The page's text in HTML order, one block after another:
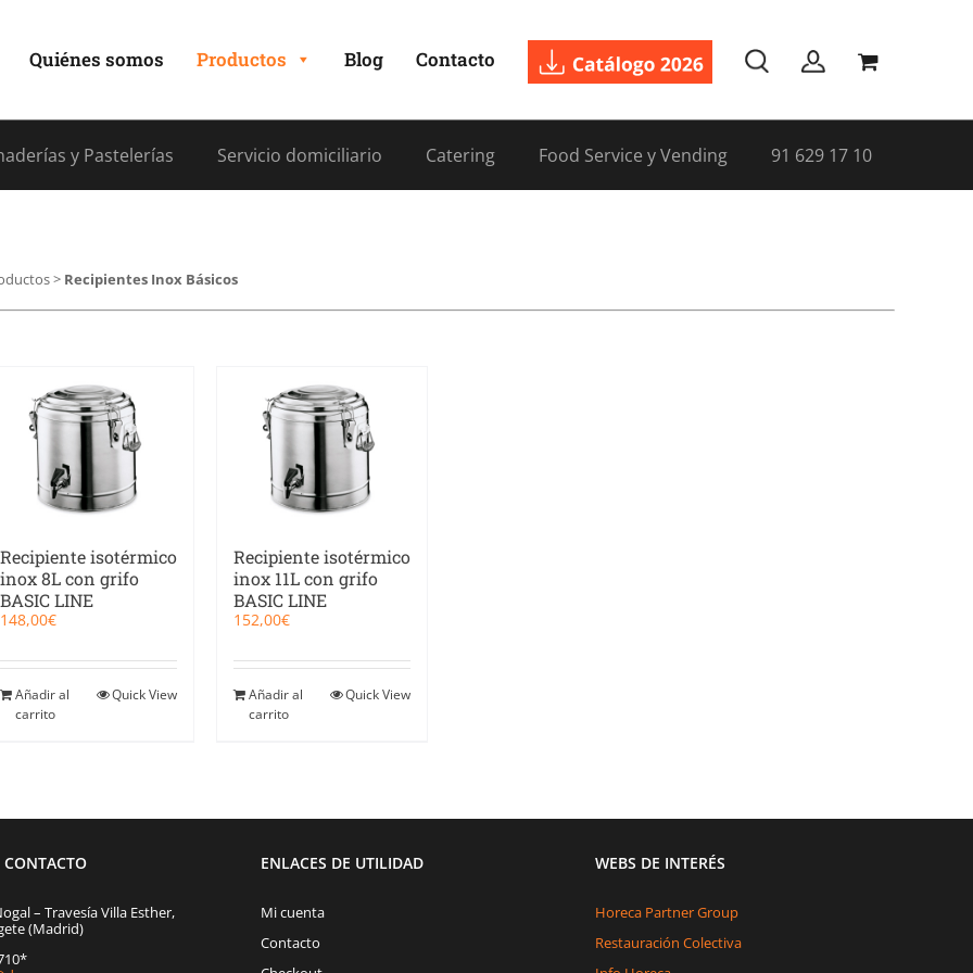
Quiénes somos Productos Blog Contacto
y Pastelerías Servicio domiciliario Catering Food Service y Vending 91 629 17 10
> Recipientes Inox Básicos
Recipiente isotérmico
inox 8L con grifo
BASIC LINE
148,00€
Añadir al
carrito
Quick View
Recipiente isotérmico
inox 11L con grifo
BASIC LINE
152,00€
Añadir al
carrito
Quick View
CONTACTO
– Travesía Villa Esther,
(Madrid)
ENLACES DE UTILIDAD
Mi cuenta
Contacto
WEBS DE INTERÉS
Horeca Partner Group
Restauración Colectiva